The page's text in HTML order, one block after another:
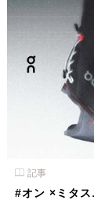
記事
#オン ×ミタス